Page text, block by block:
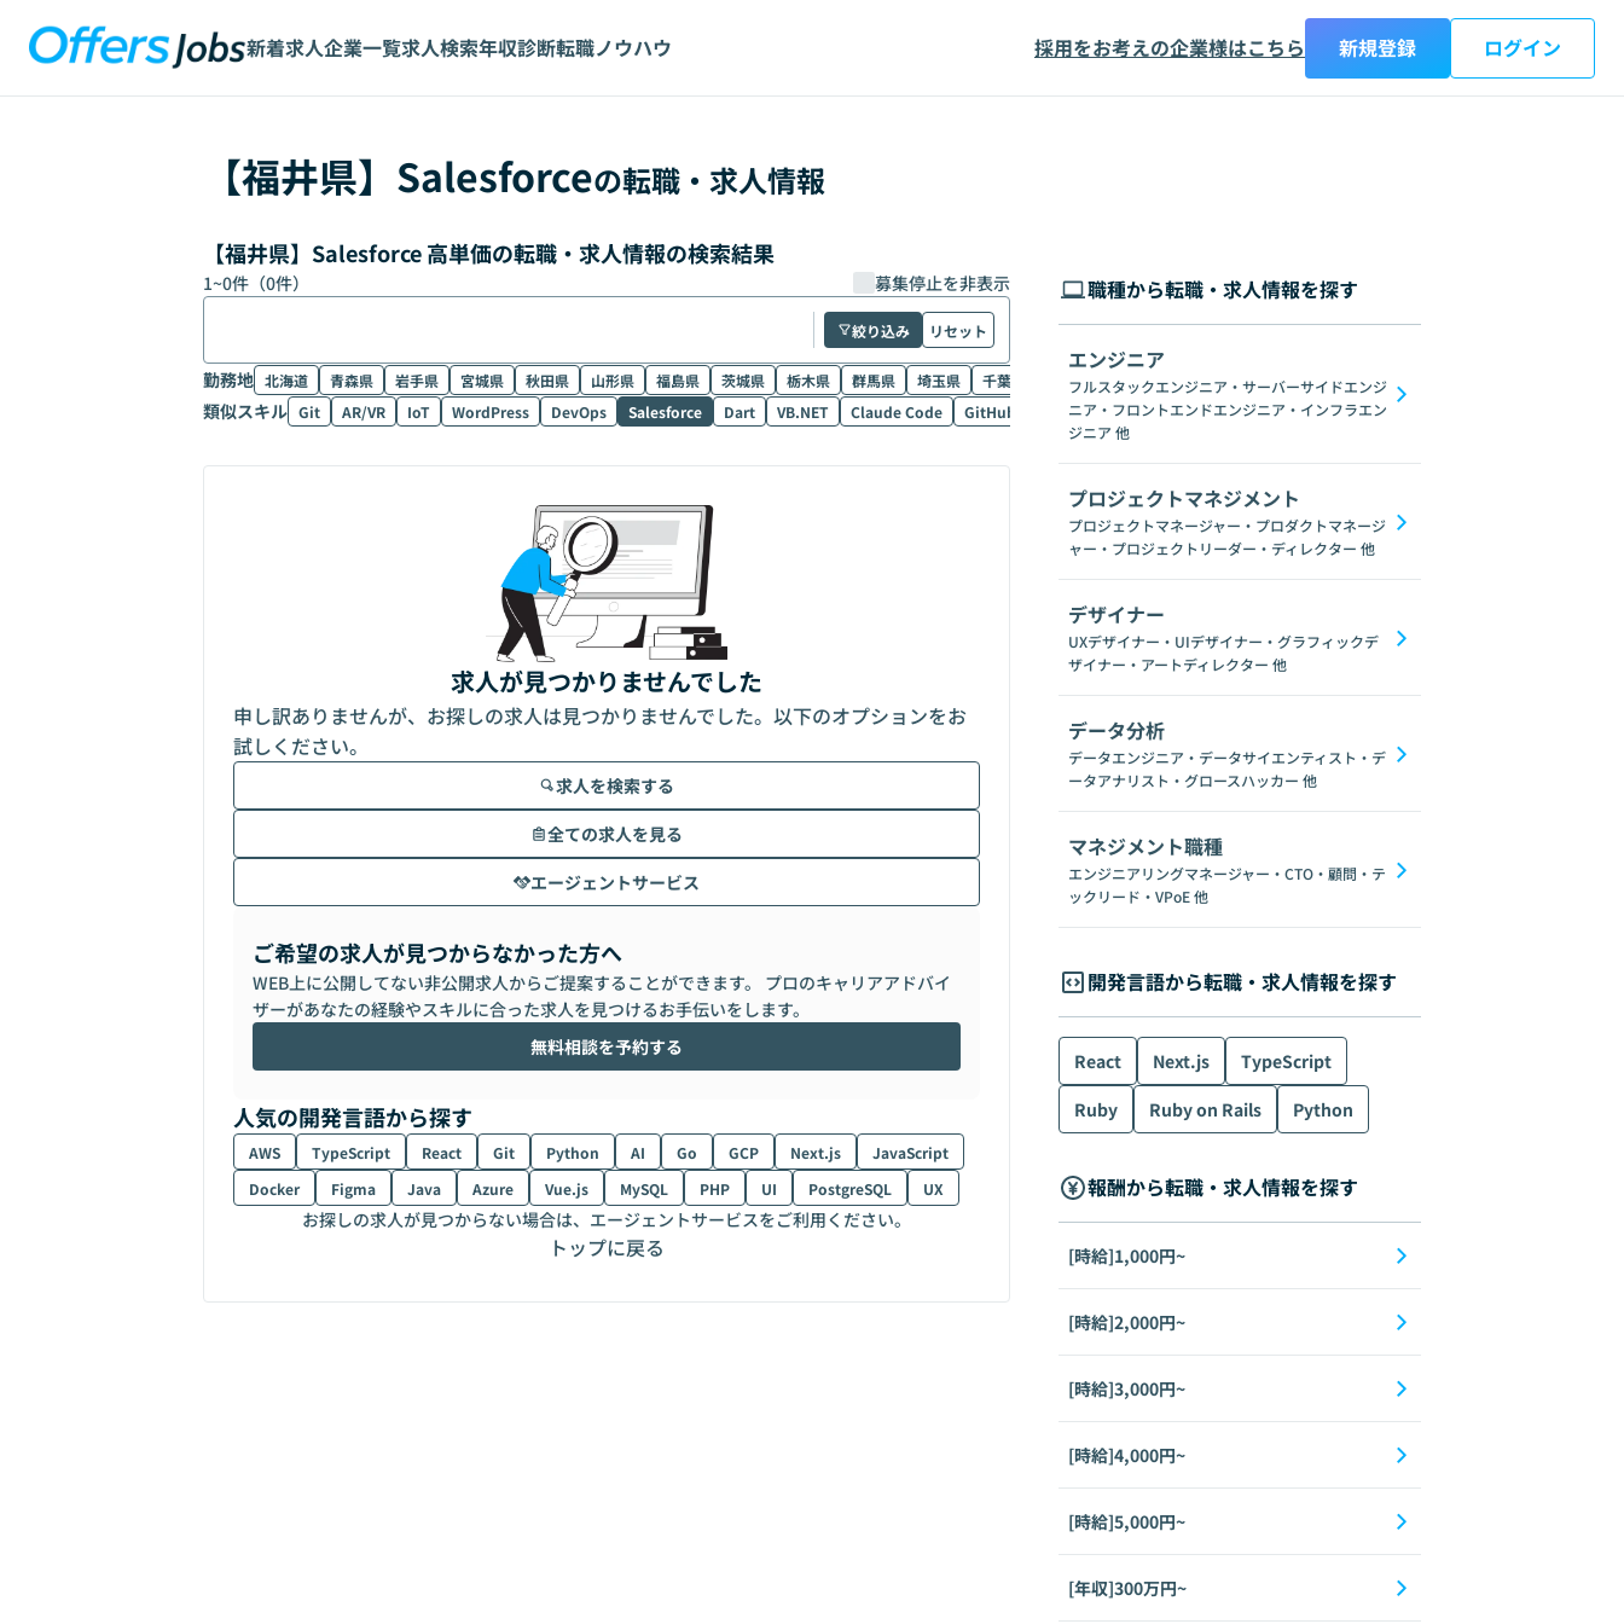
新着求人企業一覧求人検索年収診断転職ノウハウ 採用をお考えの企業様はこちら 新規登録 ログイン
【福井県】 Salesforceの転職・求人情報
【福井県】Salesforce 高単価の転職・求人情報の検索結果
1~0件（0件） 募集停止を非表示
絞り込み リセット
勤務地 北海道 青森県 岩手県 宮城県 秋田県 山形県 福島県 茨城県 栃木県 群馬県 埼玉県 千葉県 東京都 神奈川県 新潟県 富山県 石川県
類似スキル Git AR/VR IoT WordPress DevOps Salesforce Dart VB.NET Claude Code GitHub Copilot ブロックチェーン ChatGPT Gemini
求人が見つかりませんでした
申し訳ありませんが、お探しの求人は見つかりませんでした。以下のオプションをお
試しください。
求人を検索する
全ての求人を見る
エージェントサービス
ご希望の求人が見つからなかった方へ
WEB上に公開してない非公開求人からご提案することができます。 プロのキャリアアドバイ
ザーがあなたの経験やスキルに合った求人を見つけるお手伝いをします。
無料相談を予約する
人気の開発言語から探す
AWS TypeScript React Git Python AI Go GCP Next.js
JavaScript
Docker
Figma Java Azure Vue.js MySQL PHP UI PostgreSQL UX
お探しの求人が見つからない場合は、エージェントサービスをご利用ください。
トップに戻る
職種から転職・求人情報を探す
エンジニア
フルスタックエンジニア・サーバーサイドエンジ
ニア・フロントエンドエンジニア・インフラエン
ジニア 他
プロジェクトマネジメント
プロジェクトマネージャー・プロダクトマネージ
ャー・プロジェクトリーダー・ディレクター 他
デザイナー
UXデザイナー・UIデザイナー・グラフィックデ
ザイナー・アートディレクター 他
データ分析
データエンジニア・データサイエンティスト・デ
ータアナリスト・グロースハッカー 他
マネジメント職種
エンジニアリングマネージャー・CTO・顧問・テ
ックリード・VPoE他
開発言語から転職・求人情報を探す
React Next.js
TypeScript
Ruby
Ruby on Rails Python
報酬から転職・求人情報を探す
[時給]1,000円~
[時給]2,000円~
[時給]3,000円~
[時給]4,000円~
[時給]5,000円~
[年収]300万円~